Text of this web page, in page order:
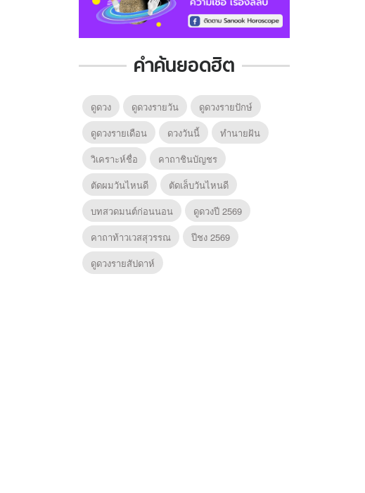
คำค้นยอดฮิต
ดูดวง ดูดวงรายวัน
ดูดวงรายปักษ์
ดูดวงรายเดือน
ดวงวันนี้
ทํานายฝัน
วิเคราะห์ชื่อ
คาถาชินบัญชร
ตัดผมวันไหนดี
ตัดเล็บวันไหนดี
บทสวดมนต์ก่อนนอน
ดูดวงปี 2569
คาถาท้าวเวสสุวรรณ
ปีชง 2569
ดูดวงรายสัปดาห์